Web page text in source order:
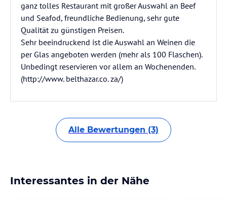
ganz tolles Restaurant mit großer Auswahl an Beef
und Seafod, freundliche Bedienung, sehr gute
Qualität zu günstigen Preisen.
Sehr beeindruckend ist die Auswahl an Weinen die
per Glas angeboten werden (mehr als 100 Flaschen).
Unbedingt reservieren vor allem an Wochenenden.
(http://www. belthazar.co. za/)
Alle Bewertungen (3)
Interessantes in der Nähe